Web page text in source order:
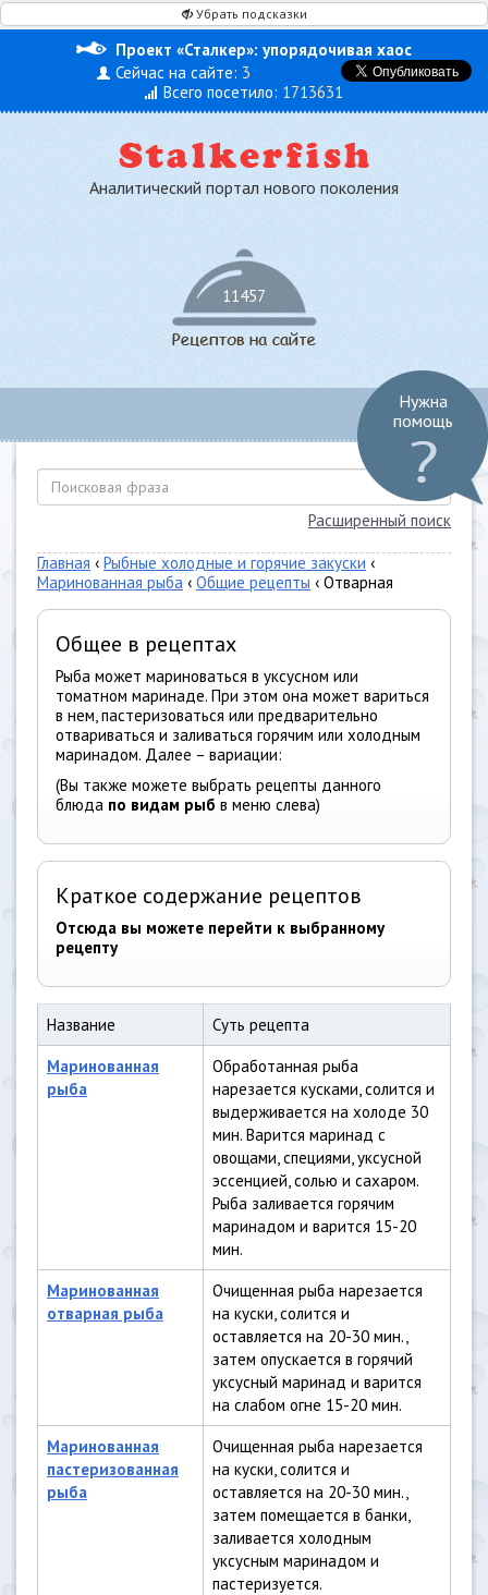
Убрать подсказки
Проект «Сталкер»: упорядочивая хаос
Сейчас на сайте: 3
Всего посетило: 1713631
Аналитический портал нового поколения
11457
Расширенный поиск
Главная ‹ Рыбные холодные и горячие закуски ‹
Маринованная рыба ‹ Общие рецепты ‹ Отварная
Общее в рецептах
Рыба может мариноваться в уксусном или
томатном маринаде. При этом она может вариться
в нем, пастеризоваться или предварительно
отвариваться и заливаться горячим или холодным
маринадом. Далее – вариации:
(Вы также можете выбрать рецепты данного
блюда по видам рыб в меню слева)
Краткое содержание рецептов
Отсюда вы можете перейти к выбранному
рецепту
Название
Суть рецепта
Маринованная
рыба
Обработанная рыба
нарезается кусками, солится и
выдерживается на холоде 30
мин. Варится маринад с
овощами, специями, уксусной
эссенцией, солью и сахаром.
Рыба заливается горячим
маринадом и варится 15-20
мин.
Маринованная
отварная рыба
Очищенная рыба нарезается
на куски, солится и
оставляется на 20-30 мин.,
затем опускается в горячий
уксусный маринад и варится
на слабом огне 15-20 мин.
Маринованная
пастеризованная
рыба
Очищенная рыба нарезается
на куски, солится и
оставляется на 20-30 мин.,
затем помещается в банки,
заливается холодным
уксусным маринадом и
пастеризуется.
Нужна
помощь